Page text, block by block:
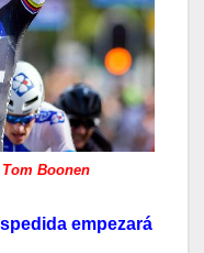
Boonen
empezará